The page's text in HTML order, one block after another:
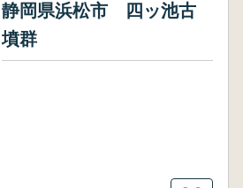
静岡県浜松市 四ッ池古
墳群